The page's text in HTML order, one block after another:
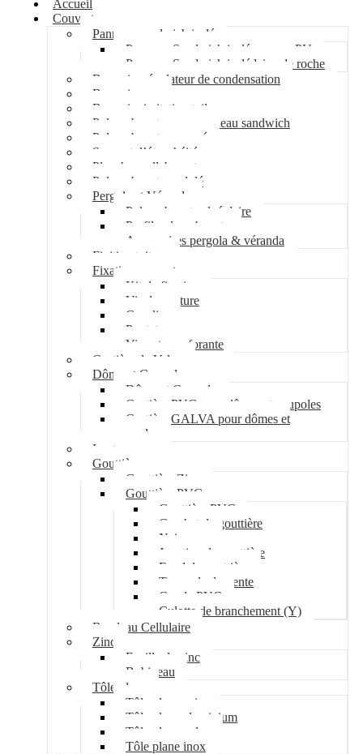
Accueil
Couverture
Panneau sandwich isolé
Panneau Sandwich isolé mousse PU
Panneau Sandwich isolé laine de roche
Bac acier régulateur de condensation
Bac acier sec
Bac acier imitation tuile
Polycarbonate pour panneau sandwich
Polycarbonate nervuré
Support d’étanchéité
Plancher collaborant
Polycarbonate ondulé
Pergola et Véranda
Polycarbonate alvéolaire
Profil polycarbonate
Accessoires pergola & véranda
Finition toiture
Fixation couverture
Kit de fixation
Vis de couture
Cavalier
Pontet
Vis auto-perforante
Costière de Velux
Dôme et Coupole
Dôme et Coupole
Costière PVC pour dômes et coupoles
Costière GALVA pour dômes et
coupoles
Lanterneau
Gouttière
Gouttière Zinc
Gouttière PVC
Gouttière PVC
Crochet de gouttière
Naissance
Jonction de gouttière
Fond de gouttière
Tuyau de descente
Coude PVC
Culotte de branchement (Y)
Bandeau Cellulaire
Zinc
Feuille de zinc
Bobineau
Tôle plane
Tôle plane acier
Tôle plane aluminium
Tôle plane galva
Tôle plane inox